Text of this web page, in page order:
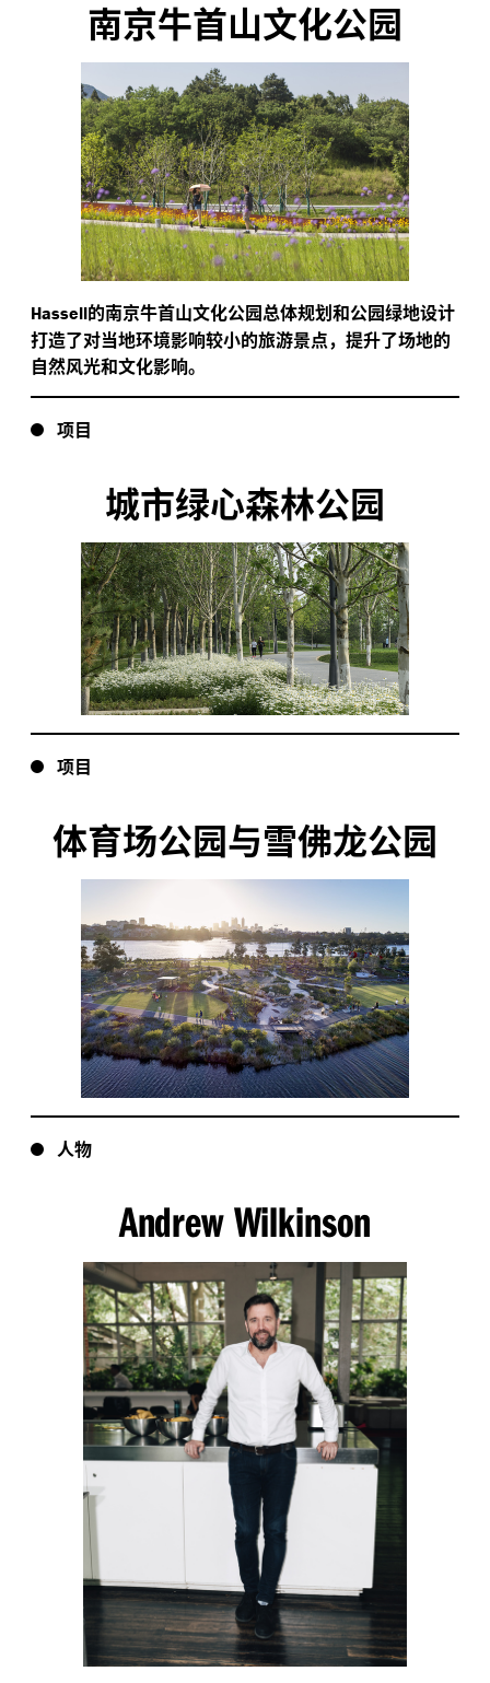
南京牛首山文化公园
Hassell的南京牛首山文化公园总体规划和公园绿地设计
打造了对当地环境影响较小的旅游景点，提升了场地的
自然风光和文化影响。
项目
城市绿心森林公园
项目
体育场公园与雪佛龙公园
人物
Andrew Wilkinson